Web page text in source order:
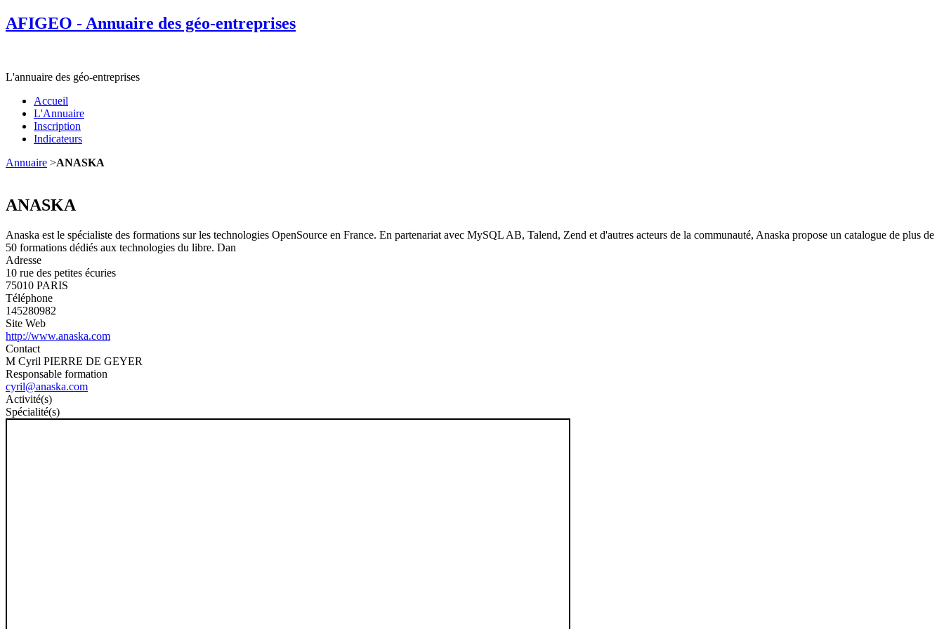
AFIGEO - Annuaire des géo-entreprises
L'annuaire des géo-entreprises
Accueil
L'Annuaire
Inscription
Indicateurs
Annuaire >ANASKA
ANASKA
Anaska est le spécialiste des formations sur les technologies OpenSource en France. En partenariat avec MySQL AB, Talend, Zend et d'autres acteurs de la communauté, Anaska propose un catalogue de plus de
50 formations dédiés aux technologies du libre. Dan
Adresse
10 rue des petites écuries
75010 PARIS
Téléphone
145280982
Site Web
http://www.anaska.com
Contact
M Cyril PIERRE DE GEYER
Responsable formation
cyril@anaska.com
Activité(s)
Spécialité(s)